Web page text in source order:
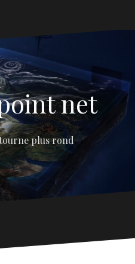
net
plus rond